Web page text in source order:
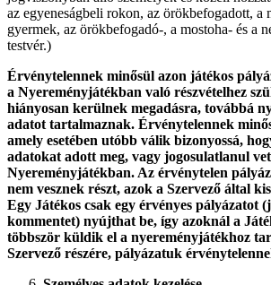
az egyeneságbeli rokon, az örökbefogadott, a
gyermek, az örökbefogadó-, a mostoha- és a
testvér.)
Érvénytelennek minősül azon játékos
a Nyereményjátékban való részvételhez
hiányosan kerülnek megadásra, továbbá
adatot tartalmaznak. Érvénytelennek
amely esetében utóbb válik bizonyossá,
adatokat adott meg, vagy jogosulatlanul
Nyereményjátékban. Az érvénytelen
nem vesznek részt, azok a Szervező által
Egy Játékos csak egy érvényes pályázatot
kommentet) nyújthat be, így azoknál a
többször küldik el a nyereményjátékhoz
Szervező részére, pályázatuk